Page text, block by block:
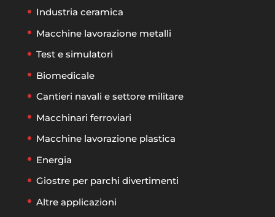
Industria ceramica
Macchine lavorazione metalli
Test e simulatori
Biomedicale
Cantieri navali e settore militare
Macchinari ferroviari
Macchine lavorazione plastica
Energia
Giostre per parchi divertimenti
Altre applicazioni